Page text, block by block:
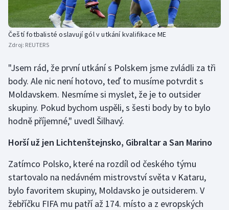
Vodní slalom
Volejbal
Čeští fotbalisté oslavují gól v utkání kvalifikace ME
Zdroj: REUTERS
"Jsem rád, že první utkání s Polskem jsme zvládli za tři
body. Ale nic není hotovo, teď to musíme potvrdit s
Moldavskem. Nesmíme si myslet, že je to outsider
skupiny. Pokud bychom uspěli, s šesti body by to bylo
hodně příjemné," uvedl Šilhavý.
Horší už jen Lichtenštejnsko, Gibraltar a San Marino
Zatímco Polsko, které na rozdíl od českého týmu
startovalo na nedávném mistrovství světa v Kataru,
bylo favoritem skupiny, Moldavsko je outsiderem. V
žebříčku FIFA mu patří až 174. místo a z evropských